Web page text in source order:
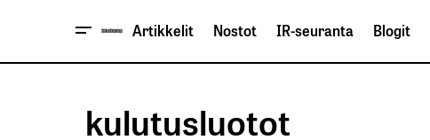
Artikkelit Nostot IR-seuranta Blogit
kulutusluotot